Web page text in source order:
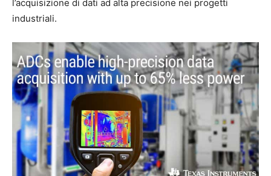
l’acquisizione di dati ad alta precisione nei progetti
industriali.